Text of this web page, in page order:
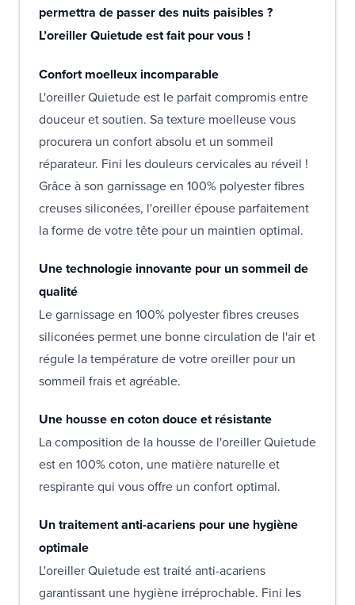
permettra de passer des nuits paisibles ?
L’oreiller Quietude est fait pour vous !
Confort moelleux incomparable
L'oreiller Quietude est le parfait compromis entre
douceur et soutien. Sa texture moelleuse vous
procurera un confort absolu et un sommeil
réparateur. Fini les douleurs cervicales au réveil !
Grâce à son garnissage en 100% polyester fibres
creuses siliconées, l'oreiller épouse parfaitement
la forme de votre tête pour un maintien optimal.
Une technologie innovante pour un sommeil de
qualité
Le garnissage en 100% polyester fibres creuses
siliconées permet une bonne circulation de l'air et
régule la température de votre oreiller pour un
sommeil frais et agréable.
Une housse en coton douce et résistante
La composition de la housse de l'oreiller Quietude
est en 100% coton, une matière naturelle et
respirante qui vous offre un confort optimal.
Un traitement anti-acariens pour une hygiène
optimale
L'oreiller Quietude est traité anti-acariens
garantissant une hygiène irréprochable. Fini les